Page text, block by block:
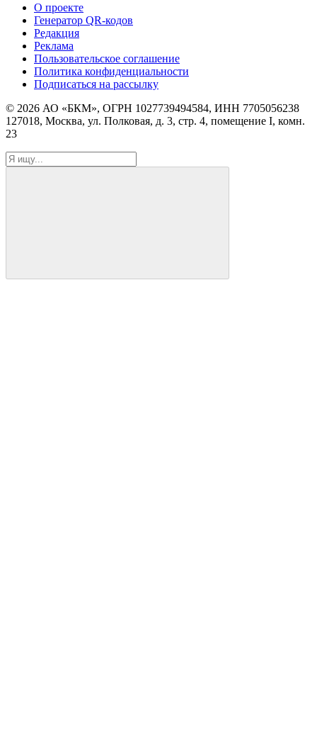
О проекте
Генератор QR-кодов
Редакция
Реклама
Пользовательское соглашение
Политика конфиденциальности
Подписаться на рассылку
© 2026 АО «БКМ», ОГРН 1027739494584, ИНН 7705056238
127018, Москва, ул. Полковая, д. 3, стр. 4, помещение I, комн.
23